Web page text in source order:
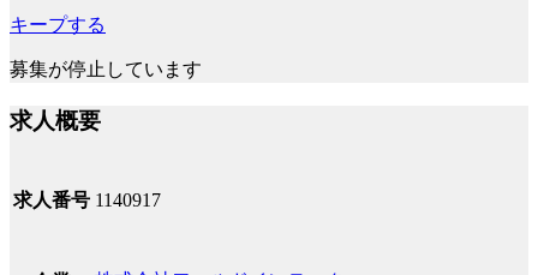
キープする
募集が停止しています
求人概要
求人番号 1140917